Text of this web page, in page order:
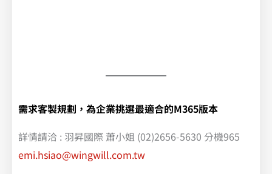
需求客製規劃，為企業挑選最適合的M365版本
詳情請洽 : 羽昇國際 蕭小姐 (02)2656-5630 分機965
emi.hsiao@wingwill.com.tw